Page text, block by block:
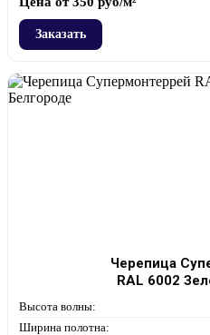
Заказать
Черепица
RAL 6002
Высота волны:
Ширина полотна: